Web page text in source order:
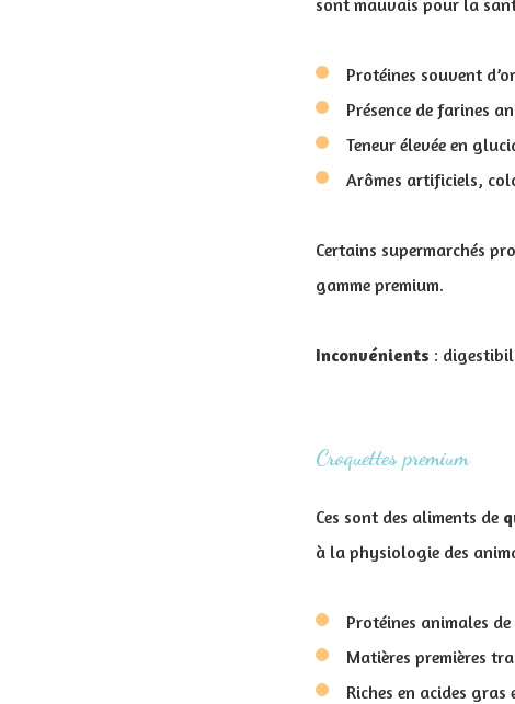
sont mauvais pour la
Protéines souvent
Présence de farines
Teneur élevée en
Arômes artificiels,
Certains supermarchés
gamme premium.
Inconvénients :
Croquettes premium
Ces sont des aliments de
à la physiologie des
Protéines animales
Matières premières
Riches en acides